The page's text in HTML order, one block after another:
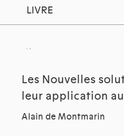
LIVRE
Les Nouvelles
leur application
Alain de Montmarin